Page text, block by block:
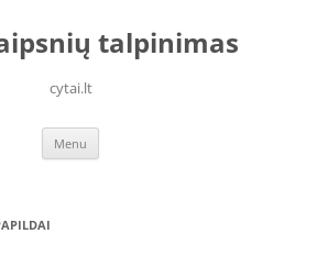
talpinimas
cytai.lt
Menu